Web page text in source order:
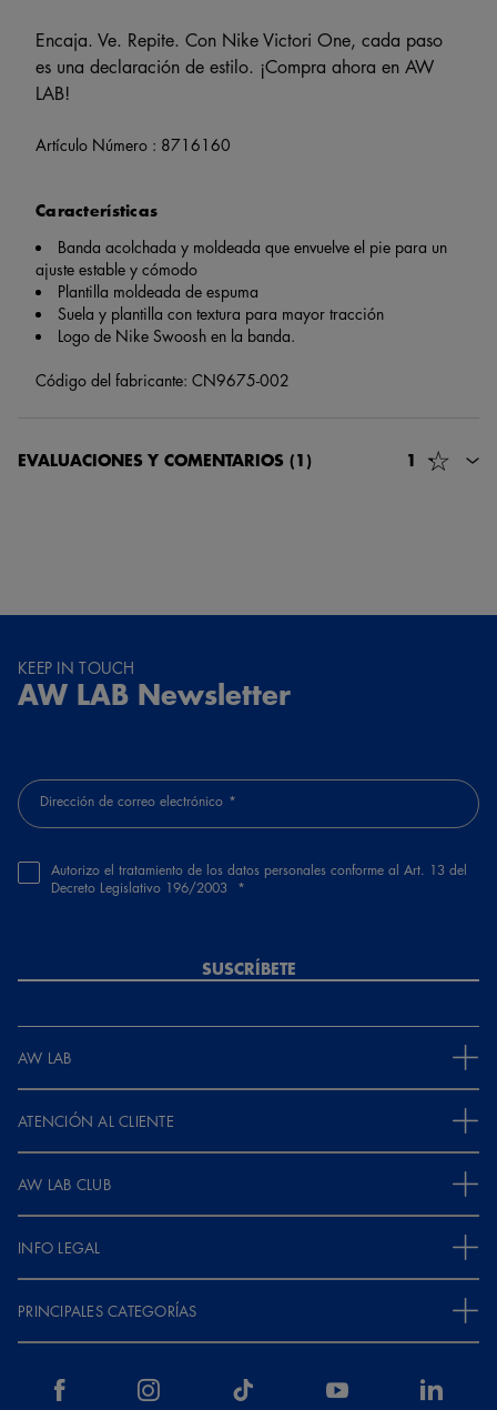
Encaja. Ve. Repite. Con Nike Victori One, cada paso
es una declaración de estilo. ¡Compra ahora en AW
LAB!
Artículo Número : 8716160
Características
Banda acolchada y moldeada que envuelve el pie para un
ajuste estable y cómodo
Plantilla moldeada de espuma
Suela y plantilla con textura para mayor tracción
Logo de Nike Swoosh en la banda.
Código del fabricante: CN9675-002
EVALUACIONES Y COMENTARIOS (1) 1
KEEP IN TOUCH
AW LAB Newsletter
Dirección de correo electrónico
Autorizo el tratamiento de los datos personales conforme al Art. 13 del
Decreto Legislativo 196/2003
SUSCRÍBETE
AW LAB
ATENCIÓN AL CLIENTE
AW LAB CLUB
INFO LEGAL
PRINCIPALES CATEGORÍAS